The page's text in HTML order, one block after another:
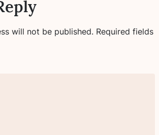
will not be published. Required fields